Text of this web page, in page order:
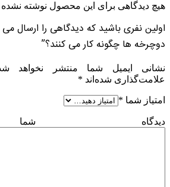
هیچ دیدگاهی برای این محصول نوشته
اولین نفری باشید که دیدگاهی را ارسال
دوچرخه ها چگونه کار می کنند؟”
نشانی ایمیل شما منتشر نخواهد
علامت‌گذاری شده‌اند *
امتیاز شما *
دیدگاه